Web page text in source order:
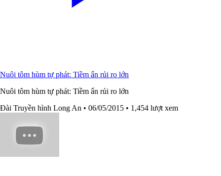
Nuôi tôm hùm tự phát: Tiềm ẩn rủi ro lớn
Nuôi tôm hùm tự phát: Tiềm ẩn rủi ro lớn
Đài Truyền hình Long An • 06/05/2015 • 1,454 lượt xem